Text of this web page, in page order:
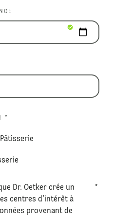
*
Pâtisserie
Dr. Oetker crée un
centres d’intérêt à
provenant de
*